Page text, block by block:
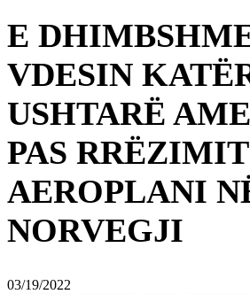
E
VDESIN
USHTARË
PAS
AEROPLANI
NORVEGJI
03/19/2022